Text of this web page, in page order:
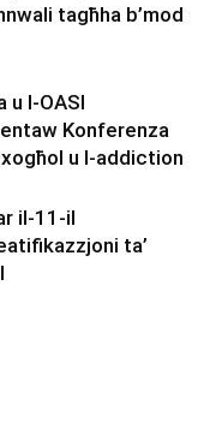
tagħha b’mod
u l-OASI
Konferenza
u l-addiction
il-11-il
ta’